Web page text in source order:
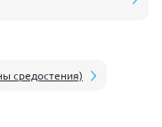
средостения)